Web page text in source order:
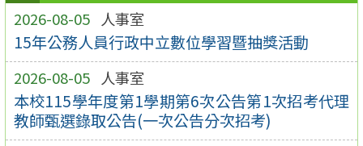
2026-08-05 人事室
15年公務人員行政中立數位學習暨抽獎活動
2026-08-05 人事室
本校115學年度第1學期第6次公告第1次招考代理
教師甄選錄取公告(一次公告分次招考)